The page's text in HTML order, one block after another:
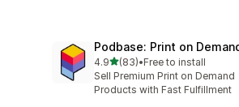
Podbase: Print on
4.95つ星中
(83)
合計レビュー数：83件
•Free to install
Sell Premium Print on Demand
Products with Fast Fulfillment